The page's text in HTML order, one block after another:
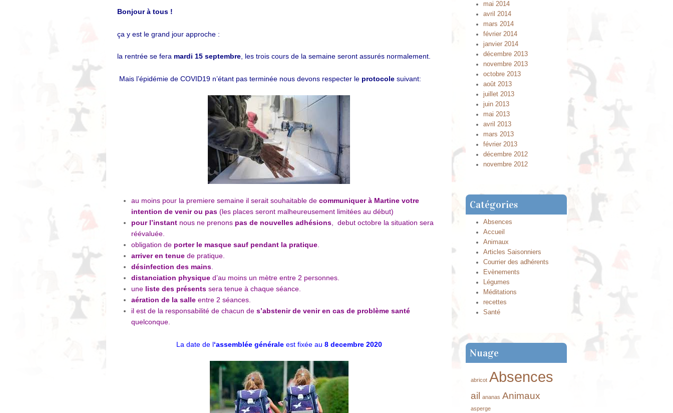
Bonjour à tous !
ça y est le grand jour approche :
la rentrée se fera mardi 15 septembre, les trois cours de la semaine seront assurés normalement.
Mais l’épidémie de COVID19 n’étant pas terminée nous devons respecter le protocole suivant:
au moins pour la premiere semaine il serait souhaitable decommuniquer à Martine votre
intention de venir ou pas (les places seront malheureusement limitées au début)
pour l’instant nous ne prenons pas de nouvelles adhésions, debut octobre la situation sera
réévaluée.
obligation de porter le masque sauf pendant la pratique.
arriver en tenue de pratique.
désinfection des mains.
distanciation physique d’au moins un mètre entre 2 personnes.
une liste des présents sera tenue à chaque séance.
aération de la salle entre 2 séances.
il est de la responsabilité de chacun des’abstenir de venir en cas de problème santé
quelconque.
La date de l‘assemblée généraleest fixée au 8 decembre 2020
mai 2014
avril 2014
mars 2014
février 2014
janvier 2014
décembre 2013
novembre 2013
octobre 2013
août 2013
juillet 2013
juin 2013
mai 2013
avril 2013
mars 2013
février 2013
décembre 2012
novembre 2012
Catégories
Absences
Accueil
Animaux
Articles Saisonniers
Courrier des adhérents
Evènements
Légumes
Méditations
recettes
Santé
Nuage
abricot Absences
ail ananas Animaux
asperge